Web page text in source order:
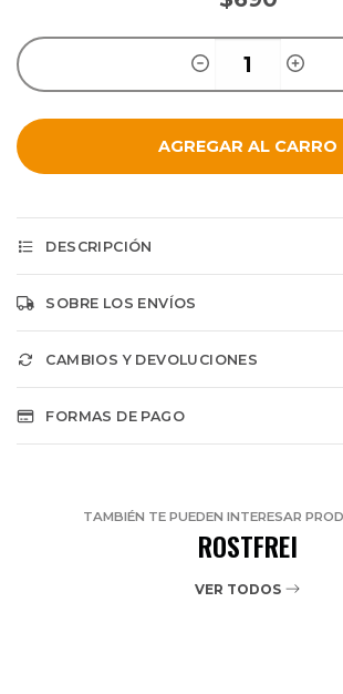
AGREGAR AL CARRO
DESCRIPCIÓN
SOBRE LOS ENVÍOS
CAMBIOS Y DEVOLUCIONES
FORMAS DE PAGO
TAMBIÉN TE PUEDEN INTERESAR
ROSTFREI
VER TODOS